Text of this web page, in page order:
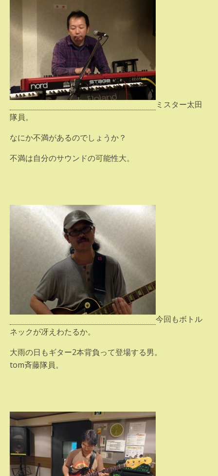
ミスター太田
隊員。
なにか不満があるのでしょうか？
不満は自分のサウンドの可能性大。
今回もボトル
ネックが冴えわたるか。
大雨の日もギター2本背負って登場する男。
tom斉藤隊員。